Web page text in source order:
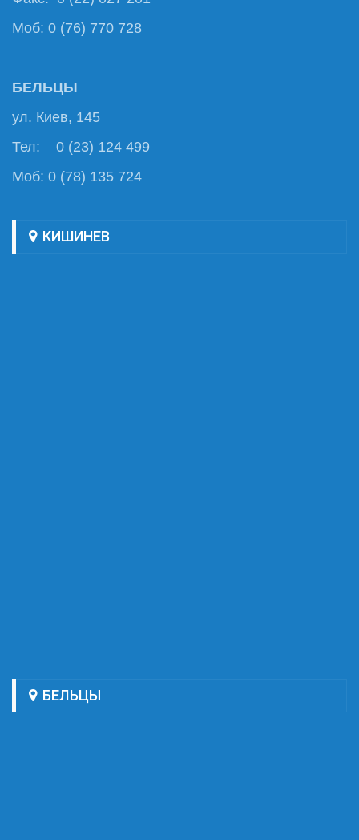
Моб: 0 (76) 770 728
БЕЛЬЦЫ
ул. Киев, 145
Тел: 0 (23) 124 499
Моб: 0 (78) 135 724
КИШИНЕВ
БЕЛЬЦЫ